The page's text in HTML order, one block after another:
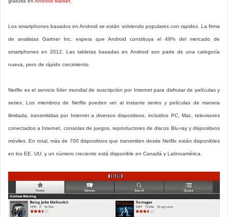
Los smartphones basados en Android se están volviendo populares con rapidez. La firma
de analistas Gartner Inc. espera que Android constituya el 49% del mercado de
smartphones en 2012. Las tabletas basadas en Android son parte de una categoría
nueva, pero de rápido crecimiento.
Netflix es el servicio líder mundial de suscripción por Internet para disfrutar de películas y
series. Los miembros de Netflix pueden ver al instante series y películas de manera
ilimitada, transmitidas por Internet a diversos dispositivos, incluidos PC, Mac, televisores
conectados a Internet, consolas de juegos, reproductores de discos Blu-ray y dispositivos
móviles. En total, más de 700 dispositivos que transmiten desde Netflix están disponibles
en los EE. UU. y un número creciente está disponible en Canadá y Latinoamérica.